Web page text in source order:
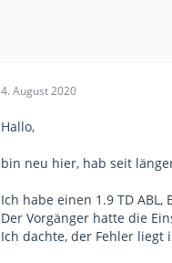
4. August 2020
Hallo,
bin neu hier, hab seit
Ich habe einen 1.9 TD ABL,
Der Vorgänger hatte die
Ich dachte, der Fehler liegt